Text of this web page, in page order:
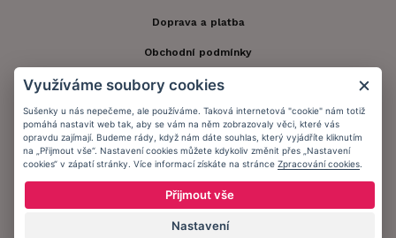
Doprava a platba
Obchodní podmínky
Ochrana osobních údajů
Informační memorandum
Zůstaňte s námi v kontaktu.
Využíváme soubory cookies
Sušenky u nás nepečeme, ale používáme. Taková internetová "cookie" nám totiž
pomáhá nastavit web tak, aby se vám na něm zobrazovaly věci, které vás
opravdu zajímají. Budeme rády, když nám dáte souhlas, který vyjádříte kliknutím
na „Přijmout vše“. Nastavení cookies můžete kdykoliv změnit přes „Nastavení
cookies“ v zápatí stránky. Více informací získáte na stránce Zpracování cookies
Přijmout vše
Nastavení